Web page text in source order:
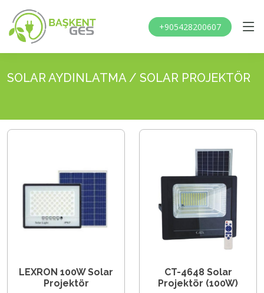
+905428200607
SOLAR AYDINLATMA / SOLAR PROJEKTÖR
LEXRON 100W Solar
Projektör
CT-4648 Solar
Projektör (100W)